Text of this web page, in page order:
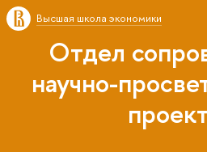
Высшая школа экономики
Отдел
научно-